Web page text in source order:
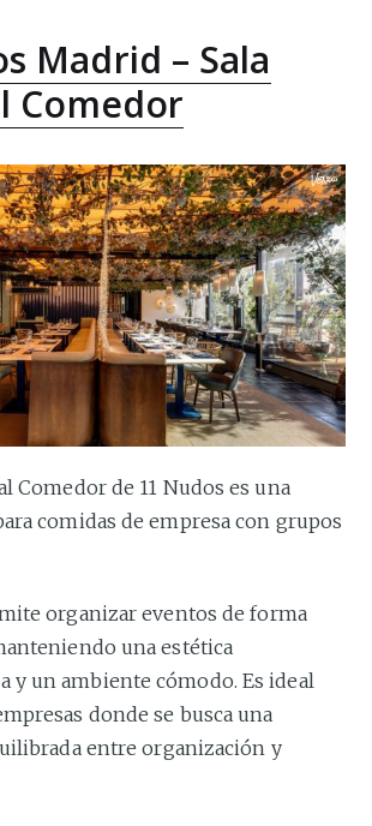
Madrid – Sala
Comedor
Comedor de 11 Nudos es una
comidas de empresa con grupos
organizar eventos de forma
una estética
y un ambiente cómodo. Es ideal
donde se busca una
entre organización y